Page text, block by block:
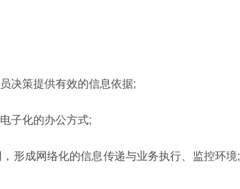
决策提供有效的信息依据;
子化的办公方式;
形成网络化的信息传递与业务执行、监控环境;